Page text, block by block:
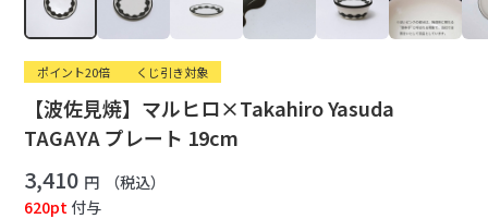
ポイント20倍 くじ引き対象
【波佐見焼】マルヒロ×Takahiro Yasuda
TAGAYA プレート 19cm
3,410 円
（税込）
620pt 付与